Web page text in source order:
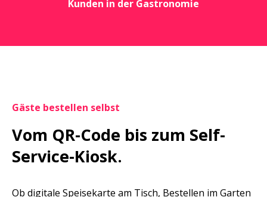
Kunden in der Gastronomie
Gäste bestellen selbst
Vom QR-Code bis zum Self-
Service-Kiosk.
Ob digitale Speisekarte am Tisch, Bestellen im Garten